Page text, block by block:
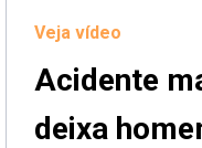
Veja vídeo
Acidente
deixa